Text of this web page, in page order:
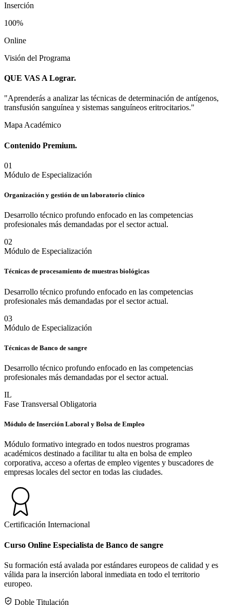
Inserción
100%
Online
Visión del Programa
QUE VAS A Lograr.
"Aprenderás a analizar las técnicas de determinación de antígenos,
transfusión sanguínea y sistemas sanguíneos eritrocitarios."
Mapa Académico
Contenido Premium.
01
Módulo de Especialización
Organización y gestión de un laboratorio clínico
Desarrollo técnico profundo enfocado en las competencias
profesionales más demandadas por el sector actual.
02
Módulo de Especialización
Técnicas de procesamiento de muestras biológicas
Desarrollo técnico profundo enfocado en las competencias
profesionales más demandadas por el sector actual.
03
Módulo de Especialización
Técnicas de Banco de sangre
Desarrollo técnico profundo enfocado en las competencias
profesionales más demandadas por el sector actual.
IL
Fase Transversal Obligatoria
Módulo de Inserción Laboral y Bolsa de Empleo
Módulo formativo integrado en todos nuestros programas
académicos destinado a facilitar tu alta en bolsa de empleo
corporativa, acceso a ofertas de empleo vigentes y buscadores de
empresas locales del sector en todas las ciudades.
Certificación Internacional
Curso Online Especialista de Banco de sangre
Su formación está avalada por estándares europeos de calidad y es
válida para la inserción laboral inmediata en todo el territorio
europeo.
Doble Titulación